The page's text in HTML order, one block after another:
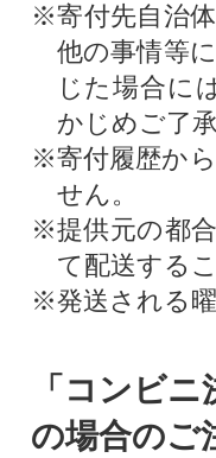
※寄付先自治
他の事情等
じた場合に
かじめご了
※寄付履歴か
せん。
※提供元の都
て配送する
※発送される
「コンビ
の場合のご